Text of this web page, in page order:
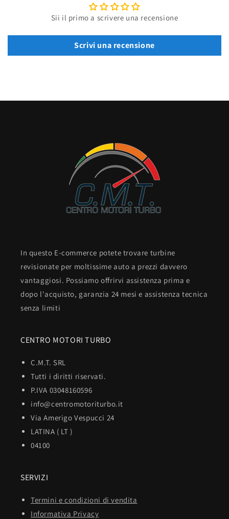
Sii il primo a scrivere una recensione
Scrivi una recensione
In questo E-commerce potete trovare turbine
revisionate per moltissime auto a prezzi davvero
vantaggiosi. Possiamo offrirvi assistenza prima e
dopo l'acquisto, garanzia 24 mesi e assistenza tecnica
senza limiti
CENTRO MOTORI TURBO
C.M.T. SRL
Tutti i diritti riservati.
P.IVA 03048160596
info@centromotoriturbo.it
Via Amerigo Vespucci 24
LATINA ( LT )
04100
SERVIZI
Termini e condizioni di vendita
Informativa Privacy